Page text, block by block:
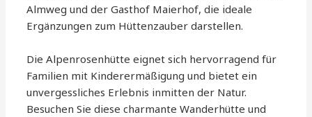
Almweg und der Gasthof Maierhof, die ideale
Ergänzungen zum Hüttenzauber darstellen.
Die Alpenrosenhütte eignet sich hervorragend für
Familien mit Kinderermäßigung und bietet ein
unvergessliches Erlebnis inmitten der Natur.
Besuchen Sie diese charmante Wanderhütte und